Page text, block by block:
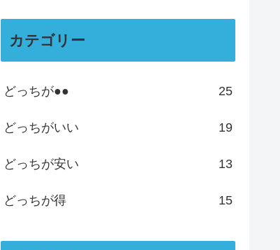
カテゴリー
どっちが●● 25
どっちがいい 19
どっちが安い 13
どっちが得 15